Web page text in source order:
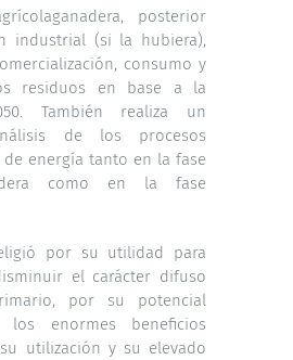
posterior
industrial (si la hubiera),
consumo y
residuos en base a la
También realiza un
de los procesos
energía tanto en la fase
como en la fase
por su utilidad para
el carácter difuso
por su potencial
los enormes beneficios
utilización y su elevado